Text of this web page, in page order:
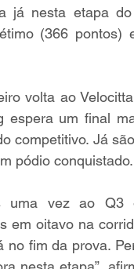
já nesta etapa
(366 pontos)
volta ao
espera um final
competitivo. Já
pódio conquistado.
vez ao Q3
em oitavo na
fim da prova.